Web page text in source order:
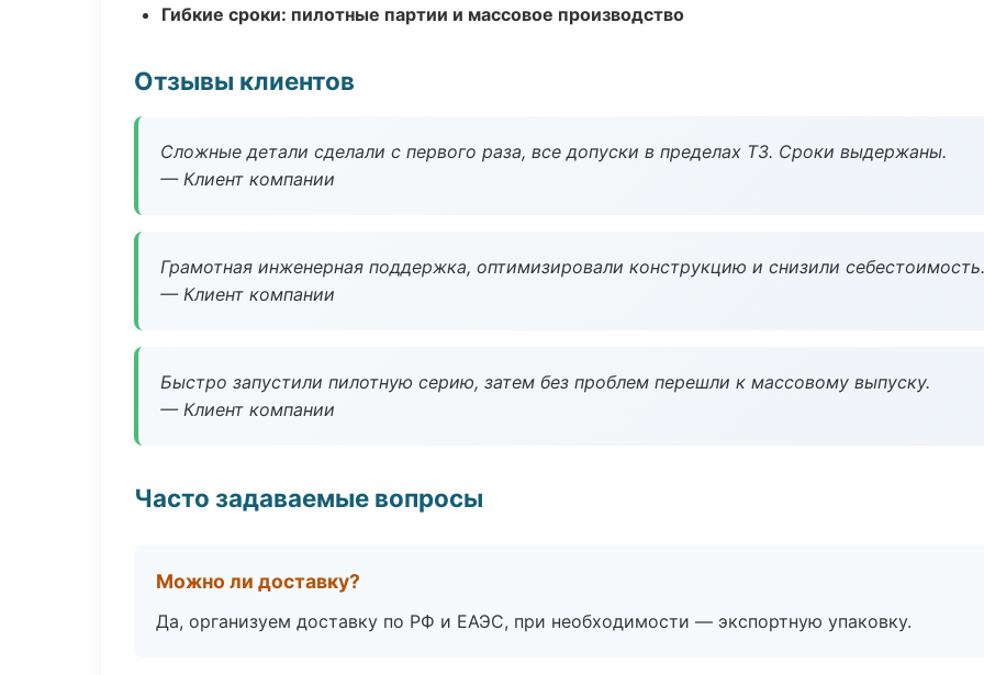
Гибкие сроки: пилотные партии и массовое производство
Отзывы клиентов
Сложные детали сделали с первого раза, все допуски в пределах ТЗ. Сроки выдержаны.
— Клиент компании
Грамотная инженерная поддержка, оптимизировали конструкцию и снизили себестоимость.
— Клиент компании
Быстро запустили пилотную серию, затем без проблем перешли к массовому выпуску.
— Клиент компании
Часто задаваемые вопросы
Можно ли доставку?
Да, организуем доставку по РФ и ЕАЭС, при необходимости — экспортную упаковку.